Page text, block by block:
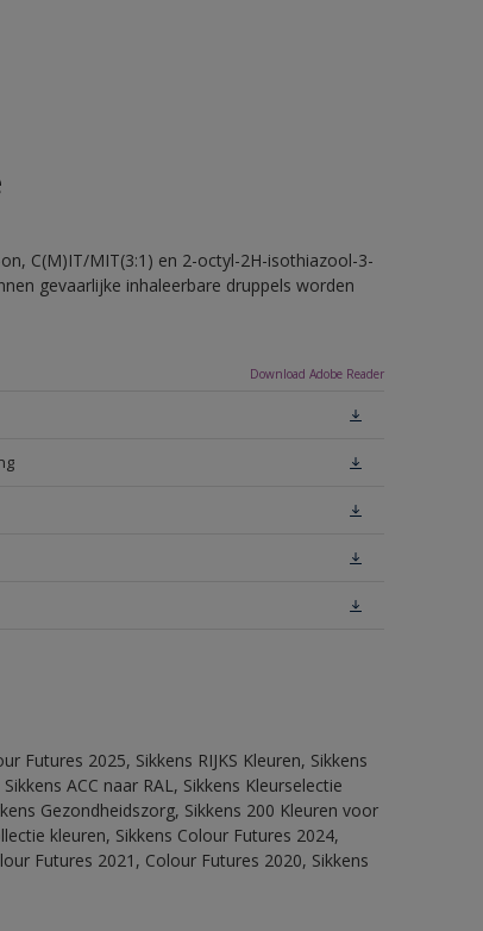
C(M)IT/MIT(3:1) en 2-octyl-2H-isothiazool-3-
gevaarlijke inhaleerbare druppels worden
Download Adobe Reader
Futures 2025, Sikkens RIJKS Kleuren, Sikkens
ACC naar RAL, Sikkens Kleurselectie
Gezondheidszorg, Sikkens 200 Kleuren voor
kleuren, Sikkens Colour Futures 2024,
Futures 2021, Colour Futures 2020, Sikkens